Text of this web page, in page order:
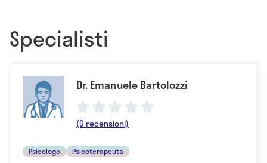
Specialisti
Dr. Emanuele Bartolozzi
(0 recensioni)
Psicologo Psicoterapeuta